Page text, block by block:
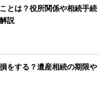
とは？役所関係や相続手続
説
をする？遺産相続の期限や